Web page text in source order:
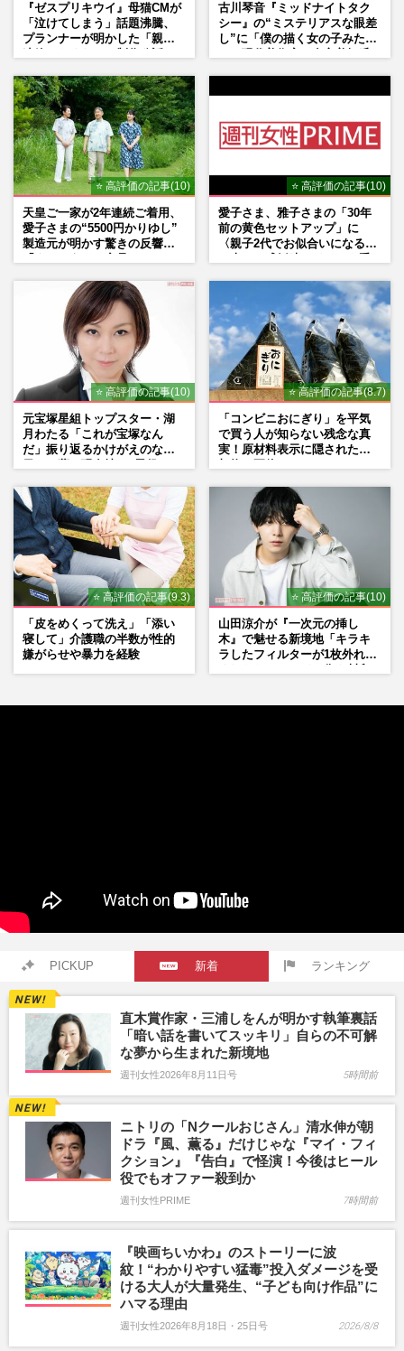
『ゼスプリキウイ』母猫CMが
「泣けてしまう」話題沸騰、
プランナーが明かした「親に
古川琴音『ミッドナイトタク
シー』の“ミステリアスな眼差
し”に「僕の描く女の子みた
⭐ 高評価の記事(10)
天皇ご一家が2年連続ご着用、
愛子さまの“5500円かりゆし”
製造元が明かす驚きの反響
⭐ 高評価の記事(10)
愛子さま、雅子さまの「30年
前の黄色セットアップ」に
〈親子2代でお似合いになる〉
⭐ 高評価の記事(10)
元宝塚星組トップスター・湖
月わたる「これが宝塚なん
だ」振り返るかけがえのない
⭐ 高評価の記事(8.7)
「コンビニおにぎり」を平気
で買う人が知らない残念な真
実！原材料表示に隠された添
⭐ 高評価の記事(9.3)
「皮をめくって洗え」「添い
寝して」介護職の半数が性的
嫌がらせや暴力を経験
⭐ 高評価の記事(10)
山田涼介が『一次元の挿し
木』で魅せる新境地「キラキ
ラしたフィルターが1枚外れて
PICKUP 新着 ランキング
直木賞作家・三浦しをんが明かす執筆裏話
「暗い話を書いてスッキリ」自らの不可解
な夢から生まれた新境地
週刊女性2026年8月11日号 5時間前
ニトリの「Nクールおじさん」清水伸が朝
ドラ『風、薫る』だけじゃな『マイ・フィ
クション』『告白』で怪演！今後はヒール
役でもオファー殺到か
週刊女性PRIME 7時間前
『映画ちいかわ』のストーリーに波
紋！“わかりやすい猛毒”投入ダメージを受
ける大人が大量発生、“子ども向け作品”に
ハマる理由
週刊女性2026年8月18日・25日号 2026/8/8